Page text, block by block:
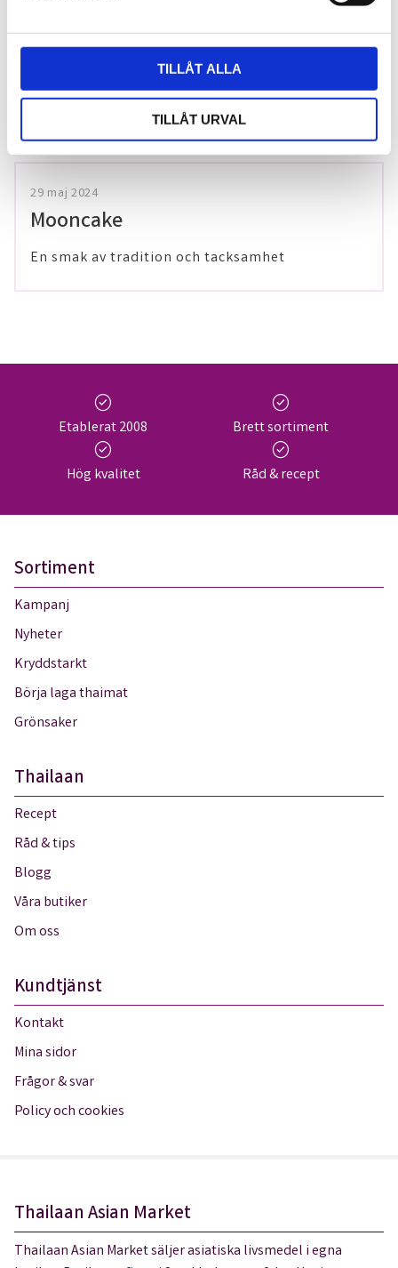
TILLÅT ALLA
TILLÅT URVAL
20 december 2025
Förkylningssäsongen är inte över –
värm dig med våra teer på Thailaan
29 maj 2024
Mooncake
En smak av tradition och tacksamhet
check_circle
Etablerat 2008
check_circle
Brett sortiment
check_circle
Hög kvalitet
check_circle
Råd & recept
Sortiment
Kampanj
Nyheter
Kryddstarkt
Börja laga thaimat
Grönsaker
Thailaan
Recept
Råd & tips
Blogg
Våra butiker
Om oss
Kundtjänst
Kontakt
Mina sidor
Frågor & svar
Policy och cookies
Thailaan Asian Market
Thailaan Asian Market säljer asiatiska livsmedel i egna